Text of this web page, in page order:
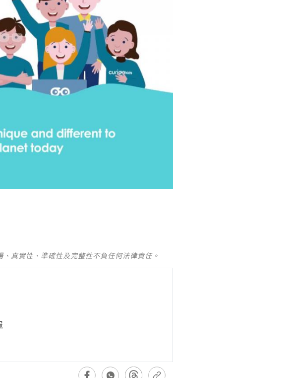
真實性、準確性及完整性不負任何法律責任。